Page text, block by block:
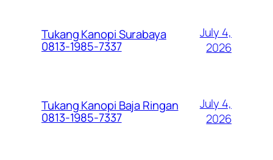
Tukang Kanopi Surabaya
0813-1985-7337
July 4,
2026
Tukang Kanopi Baja Ringan
0813-1985-7337
July 4,
2026